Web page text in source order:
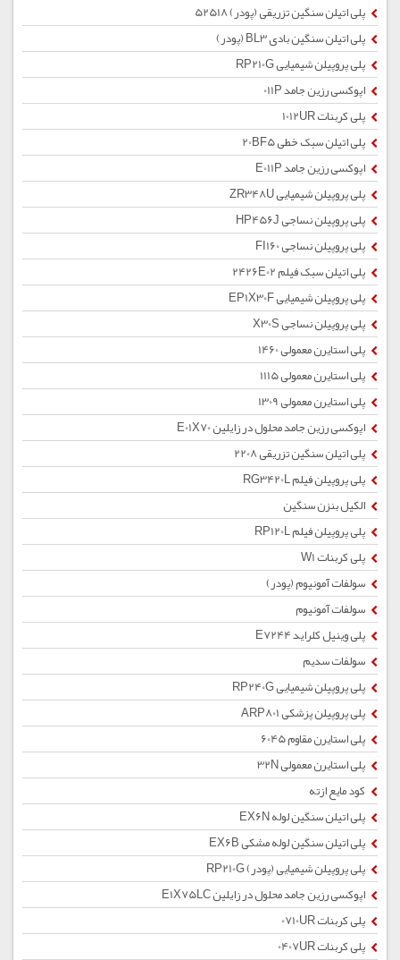
پلی اتیلن سنگین تزریقی (پودر) 52518
پلی اتیلن سنگین بادی BL3 (پودر)
پلی پروپیلن شیمیایی RP210G
اپوکسی رزین جامد 011P
پلی کربنات 1012UR
پلی اتیلن سبک خطی 20BF5
اپوکسی رزین جامد E011P
پلی پروپیلن شیمیایی ZR348U
پلی پروپیلن نساجی HP456J
پلی پروپیلن نساجی FI160
پلی اتیلن سبک فیلم 2426E02
پلی پروپیلن شیمیایی EP1X30F
پلی پروپیلن نساجی X30S
پلی استایرن معمولی 1460
پلی استایرن معمولی 1115
پلی استایرن معمولی 1309
اپوکسی رزین جامد محلول در زایلین E01X70
پلی اتیلن سنگین تزریقی 2208
پلی پروپیلن فیلم RG3420L
الکیل بنزن سنگین
پلی پروپیلن فیلم RP120L
پلی کربنات W1
سولفات آمونیوم (پودر)
سولفات آمونیوم
پلی وینیل کلراید E7244
سولفات سدیم
پلی پروپیلن شیمیایی RP240G
پلی پروپیلن پزشکی ARP801
پلی استایرن مقاوم 6045
پلی استایرن معمولی 32N
کود مایع ازته
پلی اتیلن سنگین لوله EX6N
پلی اتیلن سنگین لوله مشکی EX6B
پلی پروپیلن شیمیایی (پودر) RP210G
اپوکسی رزین جامد محلول در زایلین E1X75LC
پلی کربنات 0710UR
پلی کربنات 0407UR